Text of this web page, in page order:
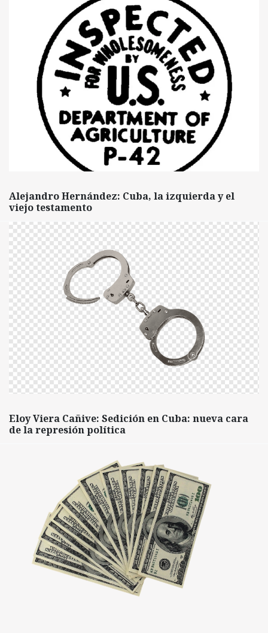
Alejandro Hernández: Cuba, la izquierda y el
viejo testamento
Eloy Viera Cañive: Sedición en Cuba: nueva cara
de la represión política